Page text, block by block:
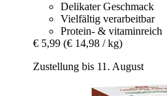
Delikater Geschmack
Vielfältig verarbeitbar
Protein- & vitaminreich
€ 5,99 (€ 14,98 / kg)
Zustellung bis 11. August